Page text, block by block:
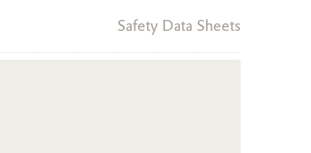
Safety Data Sheets